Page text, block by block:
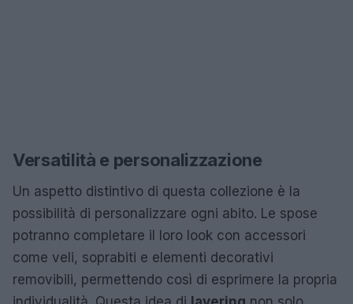
Versatilità e personalizzazione
Un aspetto distintivo di questa collezione è la
possibilità di personalizzare ogni abito. Le spose
potranno completare il loro look con accessori
come veli, soprabiti e elementi decorativi
removibili, permettendo così di esprimere la propria